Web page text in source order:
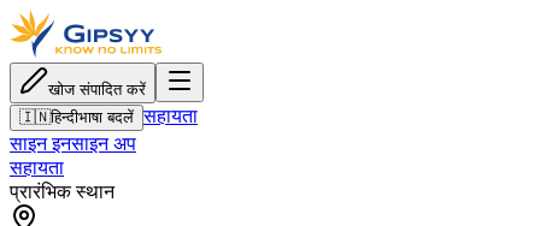
खोज संपादित करें
🇮🇳हिन्दीभाषा बदलें सहायता
साइन इनसाइन अप
सहायता
प्रारंभिक स्थान